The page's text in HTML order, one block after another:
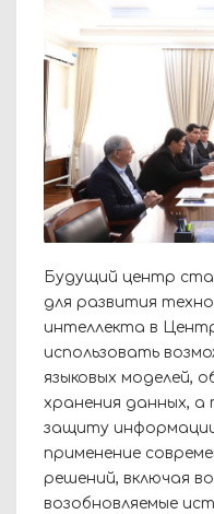
Будущий центр
для развития
интеллекта в
использовать
языковых моделей,
хранения данных,
защиту
применение
решений, включая
возобновляемые